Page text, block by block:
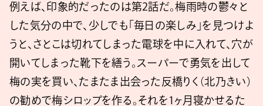
例えば、印象的だったのは第2話だ。梅雨時の鬱々と
した気分の中で、少しでも「毎日の楽しみ」を見つけよ
うと、さとこは切れてしまった電球を中に入れて、穴が
開いてしまった靴下を繕う。スーパーで勇気を出して
梅の実を買い、たまたま出会った反橋りく（北乃きい）
の勧めで梅シロップを作る。それを1ヶ月寝かせるた